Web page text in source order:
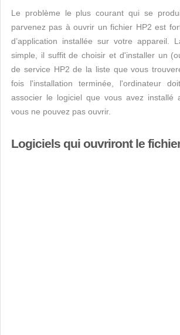
Le problème le plus courant qui se
parvenez pas à ouvrir un fichier HP2 est
d’application installée sur votre appareil.
simple, il suffit de choisir et d'installer un
de service HP2 de la liste que vous
fois l'installation terminée, l'ordinateur
associer le logiciel que vous avez installé
vous ne pouvez pas ouvrir.
Logiciels qui ouvriront le